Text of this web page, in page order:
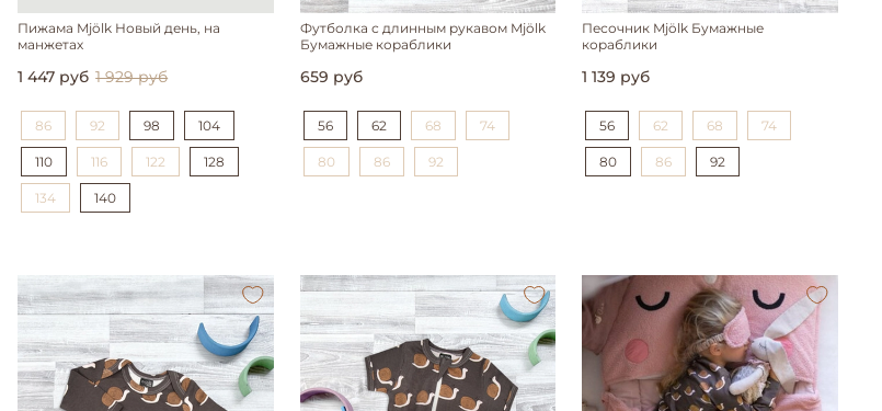
Пижама Mjölk Новый день, на
манжетах
1 447 руб 1 929 руб
86 92 98 104
110 116 122 128
134 140
Футболка с длинным рукавом Mjölk
Бумажные кораблики
659 руб
56 62 68 74
80 86 92
Песочник Mjölk Бумажные
кораблики
1 139 руб
56 62 68 74
80 86 92